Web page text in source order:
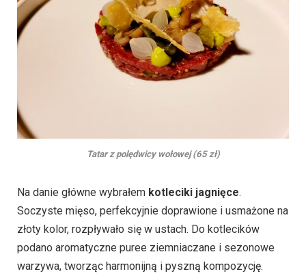
Tatar z polędwicy wołowej (65 zł)
Na danie główne wybrałem kotleciki jagnięce.
Soczyste mięso, perfekcyjnie doprawione i usmażone na
złoty kolor, rozpływało się w ustach. Do kotlecików
podano aromatyczne puree ziemniaczane i sezonowe
warzywa, tworząc harmonijną i pyszną kompozycję.